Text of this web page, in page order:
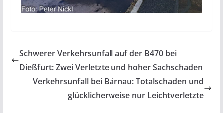
Schwerer Verkehrsunfall auf der B470 bei
Dießfurt: Zwei Verletzte und hoher Sachschaden
Verkehrsunfall bei Bärnau: Totalschaden und
glücklicherweise nur Leichtverletzte